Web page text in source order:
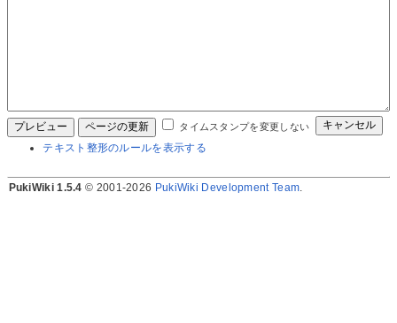
タイムスタンプを変更しない
テキスト整形のルールを表示する
PukiWiki 1.5.4 © 2001-2026 PukiWiki Development Team.